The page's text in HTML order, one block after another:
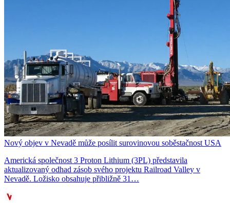
Nový objev v Nevadě může posílit surovinovou soběstačnost USA
Americká společnost 3 Proton Lithium (3PL) představila
aktualizovaný odhad zásob svého projektu Railroad Valley v
Nevadě. Ložisko obsahuje přibližně 31…